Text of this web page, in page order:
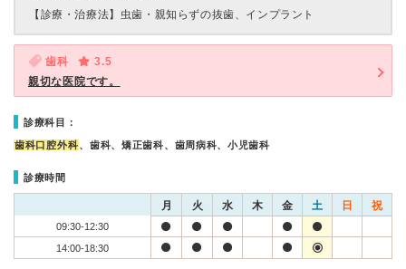
【診療・治療法】 虫歯・親知らずの抜歯、インプラント
歯科
3.5
親切な医院です。
診療科目：
歯科口腔外科、歯科、矯正歯科、歯周病科、小児歯科
診療時間
月 火 水 木 金 土 日 祝
09:30-12:30
14:00-18:30